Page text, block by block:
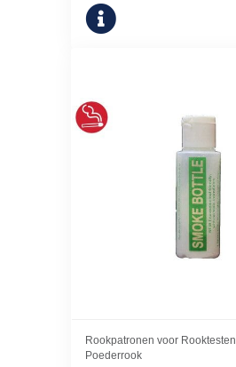
Rookpatronen voor Rooktesten
Poederrook